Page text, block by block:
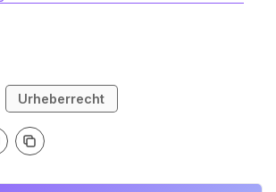
Urheberrecht